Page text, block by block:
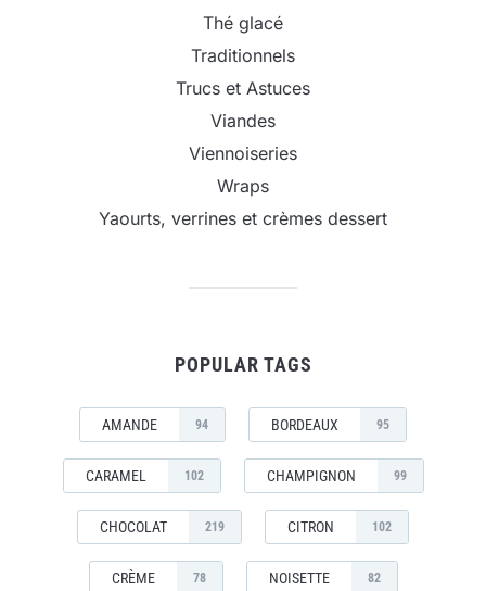
Thé glacé
Traditionnels
Trucs et Astuces
Viandes
Viennoiseries
Wraps
Yaourts, verrines et crèmes dessert
POPULAR TAGS
AMANDE 94 BORDEAUX 95
CARAMEL 102 CHAMPIGNON 99
CHOCOLAT 219 CITRON 102
CRÈME 78 NOISETTE 82